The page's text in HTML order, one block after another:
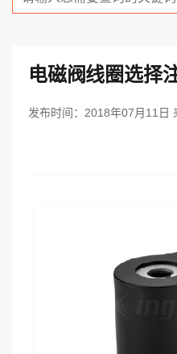
电磁阀线圈选择
发布时间：2018年07月11日